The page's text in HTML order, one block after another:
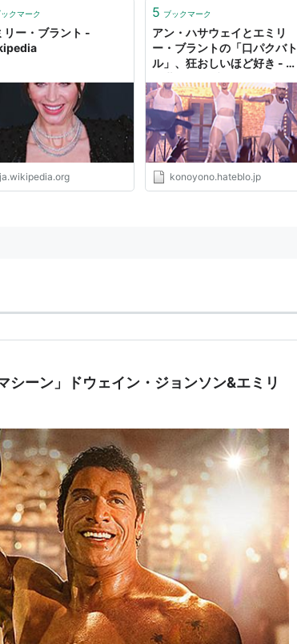
ログ (334件) を見る
ロ ニュー・シーズン DVD-BOX 1
ー:
ハピネット
05/25
ック
: 25回
むブログ (13件) を見る
魔』のエミリー・ブラントの出演
ックマーク
リー・ブラント -
ja.wikipedia.org
5 ブックマーク
アン・ハサウェイとエミリ
ー・ブラントの「口パクバト
ル」、狂おしいほど好き - こ
konoyono.hateblo.jp
シーン」ドウェイン・ジョンソン&エミリ